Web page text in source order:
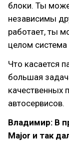
блоки. Ты
независимы
работает, ты
целом система
Что касается
большая
качественных
автосервисов.
Владимир: В
Major и так